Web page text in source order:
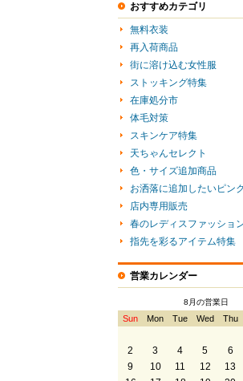
おすすめカテゴリ
無料衣装
再入荷商品
街に溶け込む女性服
ストッキング特集
在庫処分市
体毛対策
スキンケア特集
天ちゃんセレクト
色・サイズ追加商品
お洒落に追加したいピン
店内専用販売
春のレディスファッショ
指先を彩るアイテム特集
営業カレンダー
8月の営業日
Sun Mon Tue Wed Thu
2
3 4 5 6
9
10 11 12 13